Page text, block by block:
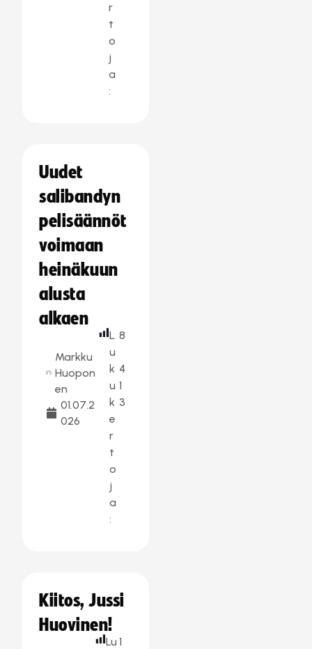
r
t
o
j
a
:
Uudet
salibandyn
pelisäännöt
voimaan
heinäkuun
alusta
alkaen
Markku
Huopon
en
01.07.2
026
L
u
k
u
k
e
r
t
o
j
a
:
8
4
1
3
Kiitos, Jussi
Huovinen!
Lu 1